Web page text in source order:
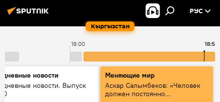
Кыргызстан
РУС
18:00 18:54
новости
новости. Выпуск
Меняющие мир
Аскар Салымбеков: «Человек
должен постоянно